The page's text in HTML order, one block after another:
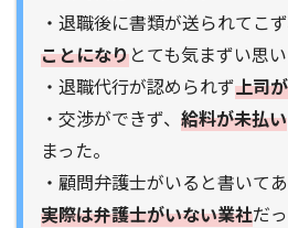
・退職後に書類が送られてこず
ことになりとても気まずい思い
・退職代行が認められず上司
・交渉ができず、 給料が未払い
まった。
・顧問弁護士がいると書いて
実際は弁護士がいない業社だっ